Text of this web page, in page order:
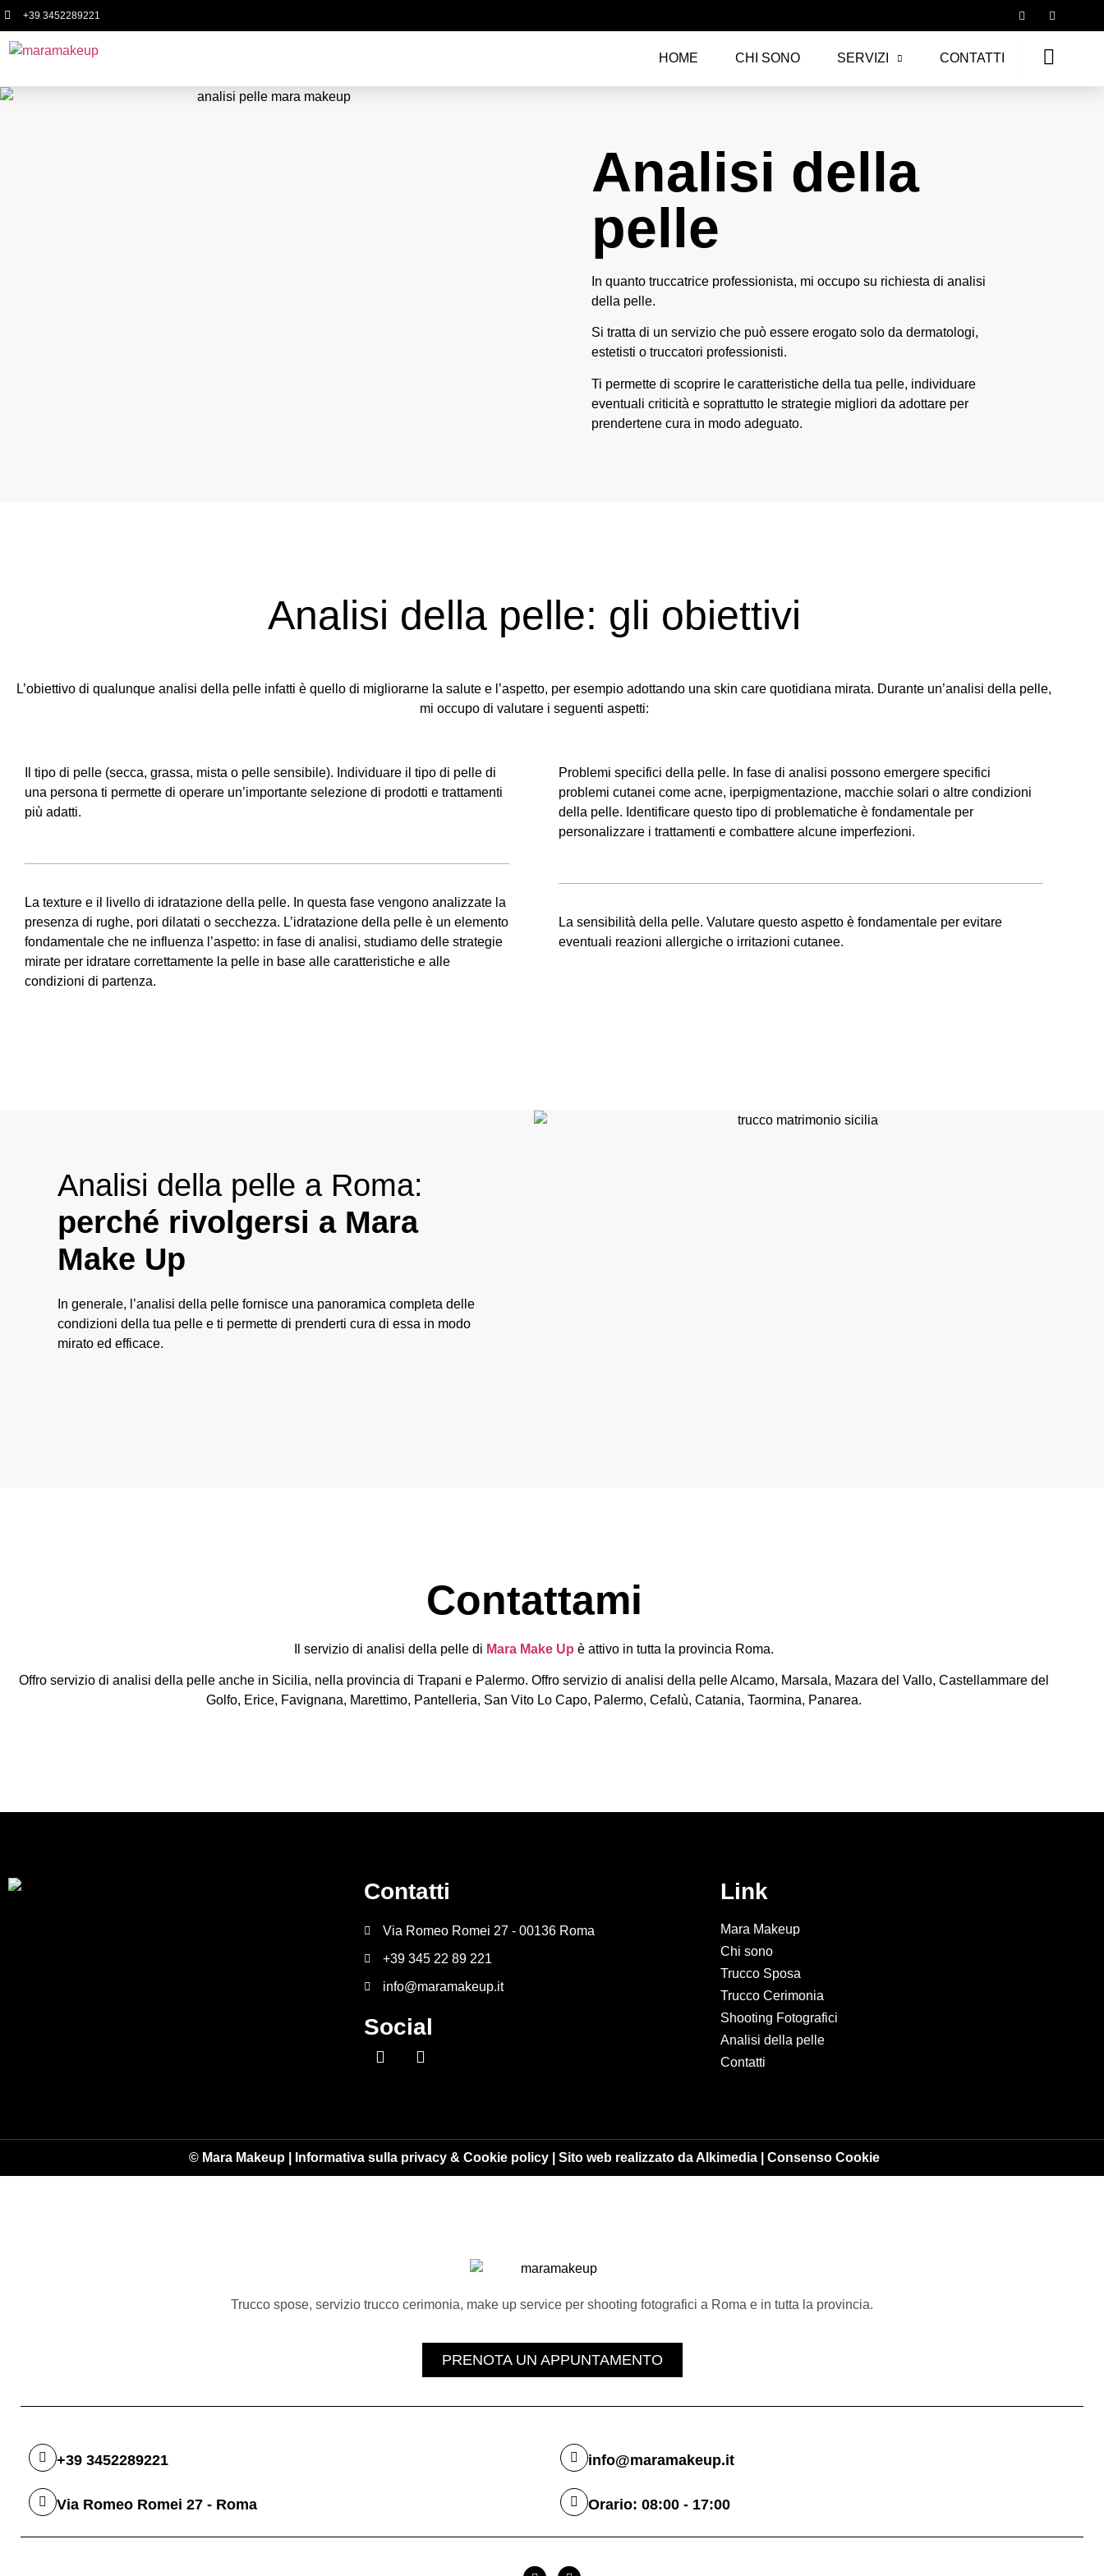
+39 3452289221
HOME CHI SONO SERVIZI CONTATTI
Analisi della
pelle
In quanto truccatrice professionista, mi occupo su richiesta di analisi
della pelle.
Si tratta di un servizio che può essere erogato solo da dermatologi,
estetisti o truccatori professionisti.
Ti permette di scoprire le caratteristiche della tua pelle, individuare
eventuali criticità e soprattutto le strategie migliori da adottare per
prendertene cura in modo adeguato.
Analisi della pelle: gli obiettivi
L’obiettivo di qualunque analisi della pelle infatti è quello di migliorarne la salute e l’aspetto, per esempio adottando una skin care quotidiana mirata. Durante un’analisi della pelle,
mi occupo di valutare i seguenti aspetti:
Il tipo di pelle (secca, grassa, mista o pelle sensibile). Individuare il tipo di pelle di
una persona ti permette di operare un’importante selezione di prodotti e trattamenti
più adatti.
La texture e il livello di idratazione della pelle. In questa fase vengono analizzate la
presenza di rughe, pori dilatati o secchezza. L’idratazione della pelle è un elemento
fondamentale che ne influenza l’aspetto: in fase di analisi, studiamo delle strategie
mirate per idratare correttamente la pelle in base alle caratteristiche e alle
condizioni di partenza.
Problemi specifici della pelle. In fase di analisi possono emergere specifici
problemi cutanei come acne, iperpigmentazione, macchie solari o altre condizioni
della pelle. Identificare questo tipo di problematiche è fondamentale per
personalizzare i trattamenti e combattere alcune imperfezioni.
La sensibilità della pelle. Valutare questo aspetto è fondamentale per evitare
eventuali reazioni allergiche o irritazioni cutanee.
Analisi della pelle a Roma:
perché rivolgersi a Mara
Make Up
In generale, l’analisi della pelle fornisce una panoramica completa delle
condizioni della tua pelle e ti permette di prenderti cura di essa in modo
mirato ed efficace.
Contattami
Il servizio di analisi della pelle di Mara Make Up è attivo in tutta la provincia Roma.
Offro servizio di analisi della pelle anche in Sicilia, nella provincia di Trapani e Palermo. Offro servizio di analisi della pelle Alcamo, Marsala, Mazara del Vallo, Castellammare del
Golfo, Erice, Favignana, Marettimo, Pantelleria, San Vito Lo Capo, Palermo, Cefalù, Catania, Taormina, Panarea.
Contatti
Via Romeo Romei 27 - 00136 Roma
+39 345 22 89 221
info@maramakeup.it
Social
Link
Mara Makeup
Chi sono
Trucco Sposa
Trucco Cerimonia
Shooting Fotografici
Analisi della pelle
Contatti
© Mara Makeup | Informativa sulla privacy & Cookie policy| Sito web realizzato daAlkimedia| Consenso Cookie
Trucco spose, servizio trucco cerimonia, make up service per shooting fotografici a Roma e in tutta la provincia.
PRENOTA UN APPUNTAMENTO
+39 3452289221 info@maramakeup.it
Via Romeo Romei 27 - Roma Orario: 08:00 - 17:00